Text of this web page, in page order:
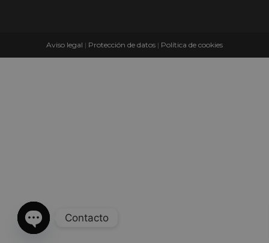
Aviso legal | Protección de datos | Política de cookies
Contacto